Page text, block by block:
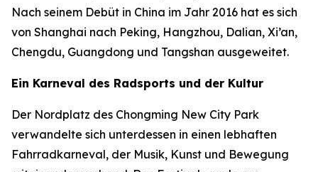
Nach seinem Debüt in China im Jahr 2016 hat es sich
von Shanghai nach Peking, Hangzhou, Dalian, Xi’an,
Chengdu, Guangdong und Tangshan ausgeweitet.
Ein Karneval des Radsports und der Kultur
Der Nordplatz des Chongming New City Park
verwandelte sich unterdessen in einen lebhaften
Fahrradkarneval, der Musik, Kunst und Bewegung